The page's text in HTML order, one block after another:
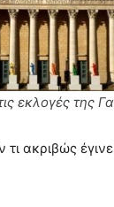
εκλογές της
τι ακριβώς